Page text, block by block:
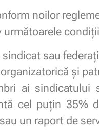
noilor
sau
şi
ai sindicatului
cel puţin 35%
un raport de